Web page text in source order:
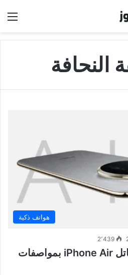
النحافة
هواتف ذكية
2٬439
هواوي تطلق رسميا قاتل iPhone Air بمواصفات